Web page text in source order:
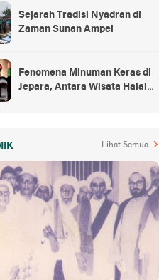
Sejarah Tradisi Nyadran di
Zaman Sunan Ampel
Fenomena Minuman Keras di
Jepara, Antara Wisata Halal
Lihat Semua